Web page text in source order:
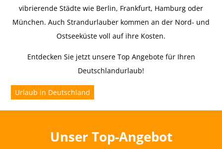
vibrierende Städte wie Berlin, Frankfurt, Hamburg oder
München. Auch Strandurlauber kommen an der Nord- und
Ostseeküste voll auf ihre Kosten.
Entdecken Sie jetzt unsere Top Angebote für Ihren
Deutschlandurlaub!
Urlaub in Deutschland
Unser Top-Angebot